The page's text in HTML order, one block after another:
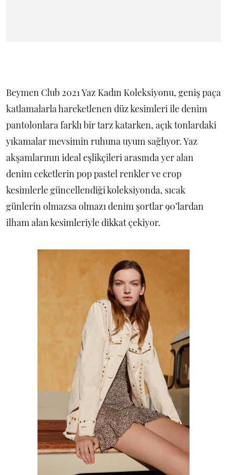
Beymen Club 2021 Yaz Kadın Koleksiyonu, geniş paça
katlamalarla hareketlenen düz kesimleri ile denim
pantolonlara farklı bir tarz katarken, açık tonlardaki
yıkamalar mevsimin ruhuna uyum sağlıyor. Yaz
akşamlarının ideal eşlikçileri arasında yer alan
denim ceketlerin pop pastel renkler ve crop
kesimlerle güncellendiği koleksiyonda, sıcak
günlerin olmazsa olmazı denim şortlar 90’lardan
ilham alan kesimleriyle dikkat çekiyor.